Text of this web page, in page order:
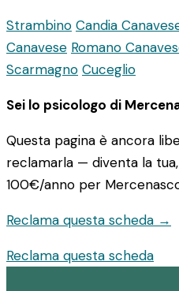
Strambino Candia
Canavese Romano
Scarmagno Cuceglio
Sei lo psicologo di
Questa pagina è ancora
reclamarla — diventa la tua,
100€/anno per
Reclama questa scheda →
Reclama questa scheda